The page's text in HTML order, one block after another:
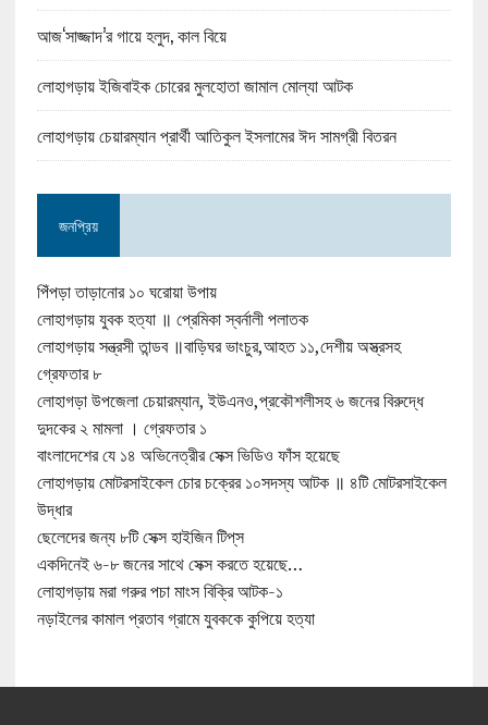
আজ‘সাজ্জাদ’র গায়ে হলুদ, কাল বিয়ে
লোহাগড়ায় ইজিবাইক চোরের মুলহোতা জামাল মোল্যা আটক
লোহাগড়ায় চেয়ারম্যান প্রার্থী আতিকুল ইসলামের ঈদ সামগ্রী বিতরন
জনপ্রিয়
পিঁপড়া তাড়ানোর ১০ ঘরোয়া উপায়
লোহাগড়ায় যুবক হত্যা ॥ প্রেমিকা স্বর্নালী পলাতক
লোহাগড়ায় সন্ত্রসী তান্ডব ॥বাড়িঘর ভাংচুর,আহত ১১,দেশীয় অস্ত্রসহ
গ্রেফতার ৮
লোহাগড়া উপজেলা চেয়ারম্যান, ইউএনও,প্রকৌশলীসহ ৬ জনের বিরুদ্ধে
দুদকের ২ মামলা । গ্রেফতার ১
বাংলাদেশের যে ১৪ অভিনেত্রীর সেক্স ভিডিও ফাঁস হয়েছে
লোহাগড়ায় মোটরসাইকেল চোর চক্রের ১০সদস্য আটক ॥ ৪টি মোটরসাইকেল
উদ্ধার
ছেলেদের জন্য ৮টি সেক্স হাইজিন টিপ্‌স
একদিনেই ৬-৮ জনের সাথে সেক্স করতে হয়েছে…
লোহাগড়ায় মরা গরুর পচা মাংস বিক্রি আটক-১
নড়াইলের কামাল প্রতাব গ্রামে যুবককে কুপিয়ে হত্যা